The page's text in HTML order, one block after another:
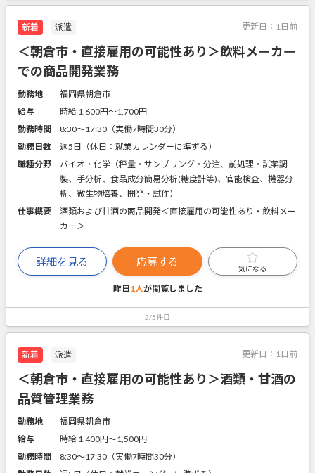
新着 派遣 更新日： 1日前
＜朝倉市・直接雇用の可能性あり＞飲料メーカー
での商品開発業務
勤務地
福岡県朝倉市
給与
時給 1,600円〜1,700円
勤務時間
8:30～17:30（実働7時間30分）
勤務日数
週5日（休日：就業カレンダーに準ずる）
職種分野
バイオ・化学（秤量・サンプリング・分注、前処理・試薬調
製、手分析、食品成分簡易分析(糖度計等)、官能検査、機器分
析、微生物培養、開発・試作）
仕事概要
酒類および甘酒の商品開発＜直接雇用の可能性あり・飲料メー
カー＞
詳細を見る 応募する
気になる
昨日1人が閲覧しました
2/5件目
新着 派遣 更新日： 1日前
＜朝倉市・直接雇用の可能性あり＞酒類・甘酒の
品質管理業務
勤務地
福岡県朝倉市
給与
時給 1,400円〜1,500円
勤務時間
8:30～17:30（実働7時間30分）